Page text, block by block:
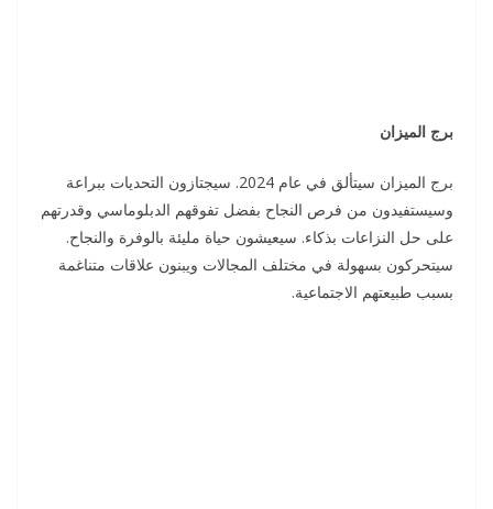
برج الميزان
برج الميزان سيتألق في عام 2024. سيجتازون التحديات ببراعة
وسيستفيدون من فرص النجاح بفضل تفوقهم الدبلوماسي وقدرتهم
على حل النزاعات بذكاء. سيعيشون حياة مليئة بالوفرة والنجاح.
سيتحركون بسهولة في مختلف المجالات ويبنون علاقات متناغمة
بسبب طبيعتهم الاجتماعية.